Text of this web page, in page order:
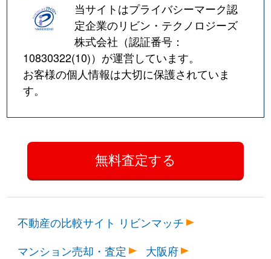
当サイトはプライバシーマーク認
定企業のリビン・テクノロジーズ
株式会社（認証番号：
10830322(10)）が運営しています。
お客様の個人情報は大切に保護されていま
す。
不動産の比較サイト リビンマッチ
マンション売却・査定
大阪府